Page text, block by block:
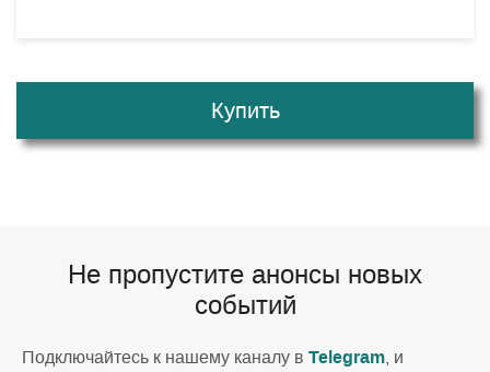
Купить
Не пропустите анонсы новых
событий
Подключайтесь к нашему каналу в Telegram, и